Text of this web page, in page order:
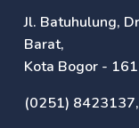
Jl. Batuhulung,
Barat,
Kota Bogor -
(0251)